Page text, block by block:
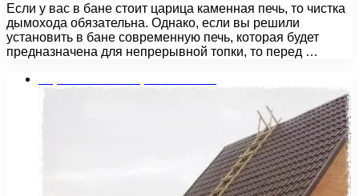
Если у вас в бане стоит царица каменная печь, то чистка
дымохода обязательна. Однако, если вы решили
установить в бане современную печь, которая будет
предназначена для непрерывной топки, то перед …